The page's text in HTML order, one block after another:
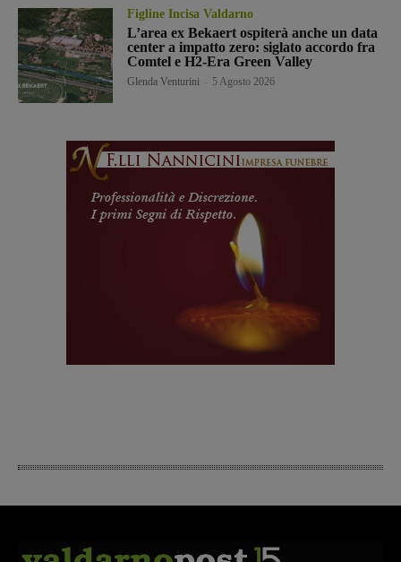
Figline Incisa Valdarno
L’area ex Bekaert ospiterà anche un data
center a impatto zero: siglato accordo fra
Comtel e H2-Era Green Valley
Glenda Venturini 5 Agosto 2026